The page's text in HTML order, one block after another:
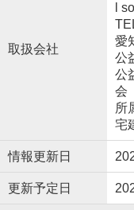
取扱会社
l
愛
公
公
会
所
宅
情報更新日
更新予定日